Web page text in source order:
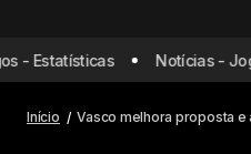
Impasse na renovação:
propostas e cobra
no Flamengo
Estatísticas Notícias -
Início Vasco melhora proposta